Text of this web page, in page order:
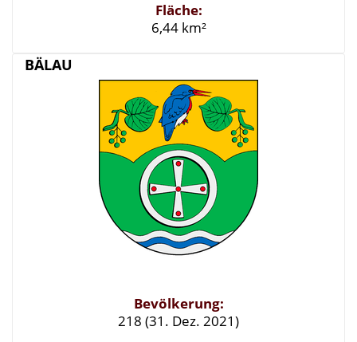
Fläche:
6,44 km²
BÄLAU
Bevölkerung:
218 (31. Dez. 2021)